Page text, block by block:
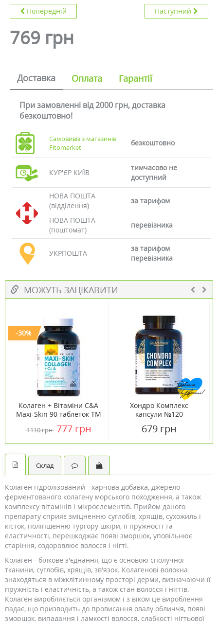
Попередній Наступний
769 грн
Доставка Оплата Гарантії
При замовленні від 2000 грн, доставка
безкоштовно!
Самовивіз з магазинів
Fitomarket
безкоштовно
КУР'ЄР КИЇВ
тимчасово не
доступний
НОВА ПОШТА
(відділення)
за тарифом
НОВА ПОШТА
(поштомат)
перевізника
УКРПОШТА
за тарифом
перевізника
МОЖУТЬ ЗАЦІКАВИТИ
-30%
Колаген + Вітаміни С&А
Maxi-Skin 90 таблеток ТМ
Life
1110 грн 777 грн
Хондро Комплекс
капсули №120
679 грн
Склад
Колаген гідролізований - харчова добавка, джерело
ферментованого колагену морського походження, а також
комплексу вітамінів і мікроелементів. Прийом даного
препарату сприяє зміцненню суглобів, хрящів, сухожиль і
кісток, поліпшенню тургору шкіри, її пружності та
еластичності, перешкоджає появі зморшок, уповільнює
старіння, оздоровлює волосся і нігті.
Колаген - білкове з'єднання, що є основою сполучної
тканини, суглобів, хрящів, зв'язок. Колагенові волокна
знаходяться в міжклітинному просторі дерми, визначаючи її
пружність і еластичність, а також стан волосся і нігтів.
Колаген виробляється організмом і з віком це вироблення
падає, що призводить до провисання овалу обличчя, появі
зморшок, випадання і ламкості волосся, слабкості нігтьової